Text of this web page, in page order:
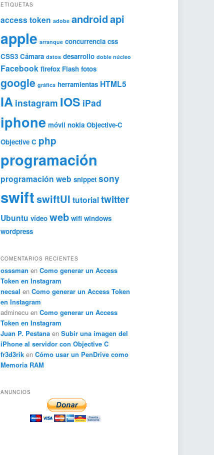
ETIQUETAS
access token adobe androidapi
apple arranque concurrencia css
CSS3 Cámara datos desarrollo doble núcleo
Facebook firefox Flash fotos
google gráfica herramientas HTML5
IA instagram IOS iPad
iphone móvil nokia Objective-C
Objective C php
programación
programación web snippet sony
swiftswiftUI tutorialtwitter
Ubuntu vídeo web wifi windows
wordpress
COMENTARIOS RECIENTES
osssman en Como generar un Access
Token en Instagram
necsal en Como generar un Access Token
en Instagram
adminecuen Como generar un Access
Token en Instagram
Juan P. Pestanaen Subir una imagen del
iPhone al servidor con Objective C
fr3d3riken Cómo usar un PenDrive como
Memoria RAM
ANUNCIOS